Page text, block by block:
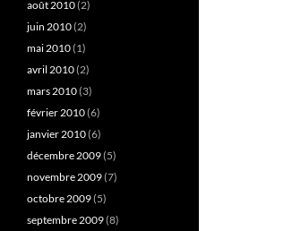
août 2010(2)
juin 2010(2)
mai 2010(1)
avril 2010(2)
mars 2010(3)
février 2010(6)
janvier 2010(6)
décembre 2009(5)
novembre 2009(7)
octobre 2009(5)
septembre 2009(8)